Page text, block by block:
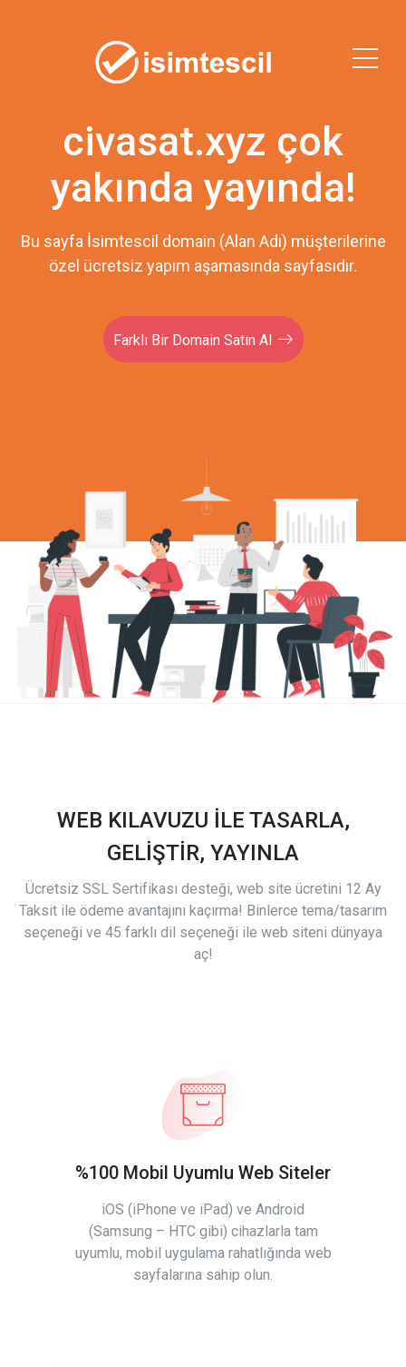
civasat.xyz çok
yakında yayında!
Bu sayfa İsimtescil domain (Alan Adı) müşterilerine
özel ücretsiz yapım aşamasında sayfasıdır.
Farklı Bir Domain Satın Al
WEB KILAVUZU İLE TASARLA,
GELİŞTİR, YAYINLA
Ücretsiz SSL Sertifikası desteği, web site ücretini 12 Ay
Taksit ile ödeme avantajını kaçırma! Binlerce tema/tasarım
seçeneği ve 45 farklı dil seçeneği ile web siteni dünyaya
aç!
%100 Mobil Uyumlu Web Siteler
iOS (iPhone ve iPad) ve Android
(Samsung – HTC gibi) cihazlarla tam
uyumlu, mobil uygulama rahatlığında web
sayfalarına sahip olun.